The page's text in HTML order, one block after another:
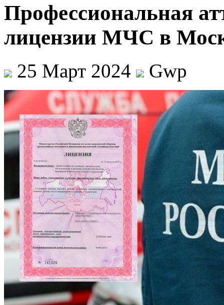
Профессиональная
лицензии МЧС в
25 Март 2024 Gwp